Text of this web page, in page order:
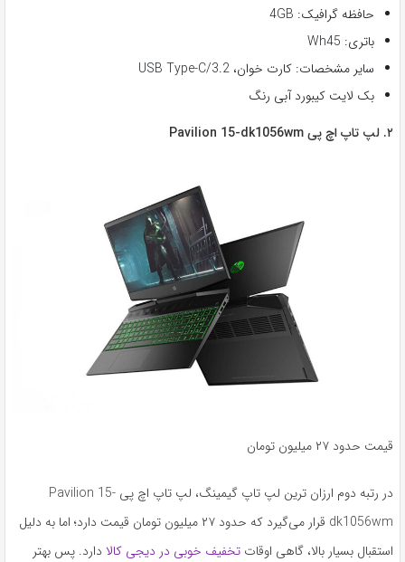
حافظه گرافیک: 4GB
باتری: Wh45
سایر مشخصات: کارت خوان، USB Type-C/3.2
بک لایت کیبورد آبی رنگ
۲. لپ تاپ اچ ‌پی Pavilion 15-dk1056wm
قیمت حدود ۲۷ میلیون تومان
در رتبه دوم ارزان ترین لپ تاپ گیمینگ، لپ تاپ اچ ‌پی Pavilion 15-
dk1056wm قرار می‌گیرد که حدود ۲۷ میلیون تومان قیمت دارد؛ اما به دلیل
استقبال بسیار بالا، گاهی اوقات تخفیف خوبی در دیجی کالا دارد. پس بهتر